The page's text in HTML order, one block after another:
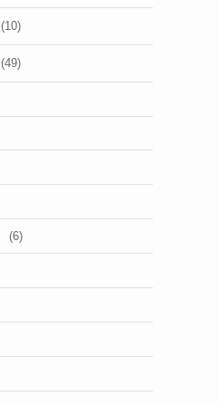
(10)
(49)
(6)